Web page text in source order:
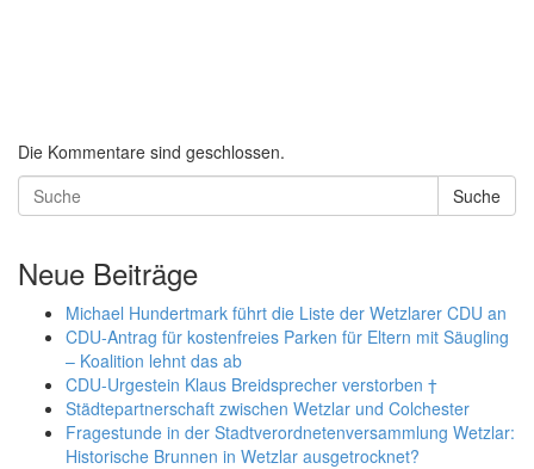
Die Kommentare sind geschlossen.
Suche
Neue Beiträge
Michael Hundertmark führt die Liste der Wetzlarer CDU an
CDU-Antrag für kostenfreies Parken für Eltern mit Säugling
– Koalition lehnt das ab
CDU-Urgestein Klaus Breidsprecher verstorben †
Städtepartnerschaft zwischen Wetzlar und Colchester
Fragestunde in der Stadtverordnetenversammlung Wetzlar:
Historische Brunnen in Wetzlar ausgetrocknet?